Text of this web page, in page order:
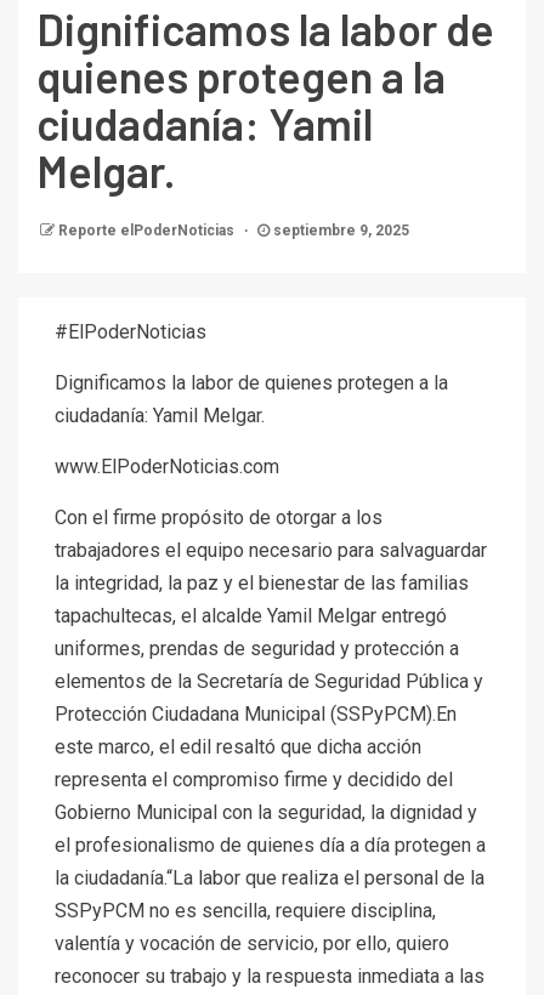
Dignificamos la labor de
quienes protegen a la
ciudadanía: Yamil
Melgar.
Reporte elPoderNoticias septiembre 9, 2025
#ElPoderNoticias
Dignificamos la labor de quienes protegen a la
ciudadanía: Yamil Melgar.
www.ElPoderNoticias.com
Con el firme propósito de otorgar a los
trabajadores el equipo necesario para salvaguardar
la integridad, la paz y el bienestar de las familias
tapachultecas, el alcalde Yamil Melgar entregó
uniformes, prendas de seguridad y protección a
elementos de la Secretaría de Seguridad Pública y
Protección Ciudadana Municipal (SSPyPCM).En
este marco, el edil resaltó que dicha acción
representa el compromiso firme y decidido del
Gobierno Municipal con la seguridad, la dignidad y
el profesionalismo de quienes día a día protegen a
la ciudadanía.“La labor que realiza el personal de la
SSPyPCM no es sencilla, requiere disciplina,
valentía y vocación de servicio, por ello, quiero
reconocer su trabajo y la respuesta inmediata a las